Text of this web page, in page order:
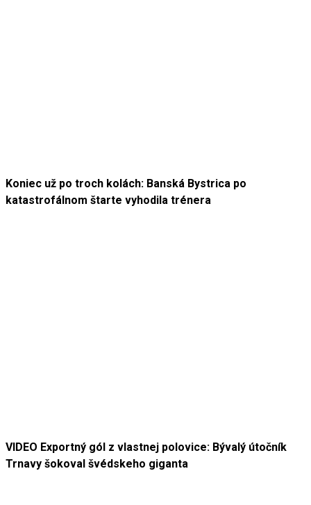
Koniec už po troch kolách: Banská Bystrica po
katastrofálnom štarte vyhodila trénera
VIDEO Exportný gól z vlastnej polovice: Bývalý útočník
Trnavy šokoval švédskeho giganta